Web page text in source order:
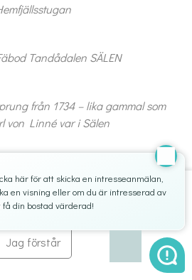
Tandådalen SÄLEN
från 1734 – lika gammal som
von Linné var i Sälen
på sagor, troll och konst i
magisk utflykt för familjen
familjen - minnen fö livet
webbplatsen godkänner
(cookies).
Jag förstår
till
Skicka
här för att skicka en intresseanmälan,
en visning eller om du är intresserad av
få din bostad värderad!